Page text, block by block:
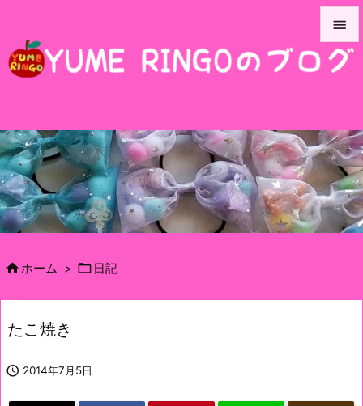



前へ

次へ

ホーム >  日記
たこ焼き
 2014年7月5日